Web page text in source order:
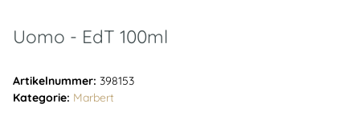
Uomo - EdT 100ml
Artikelnummer: 398153
Kategorie: Marbert